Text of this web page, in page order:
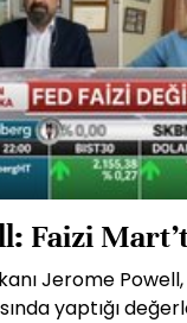
Faizi
Jerome
yaptığı